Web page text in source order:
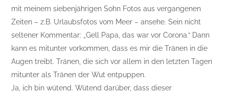
mit meinem siebenjährigen Sohn Fotos aus vergangenen
Zeiten – z.B. Urlaubsfotos vom Meer – ansehe. Sein nicht
seltener Kommentar: „Gell Papa, das war vor Corona.“ Dann
kann es mitunter vorkommen, dass es mir die Tränen in die
Augen treibt. Tränen, die sich vor allem in den letzten Tagen
mitunter als Tränen der Wut entpuppen.
Ja, ich bin wütend. Wütend darüber, dass dieser